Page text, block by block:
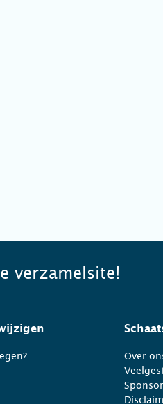
verzamelsite!
Over